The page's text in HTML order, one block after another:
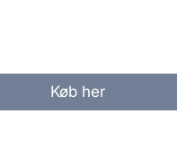
Køb her